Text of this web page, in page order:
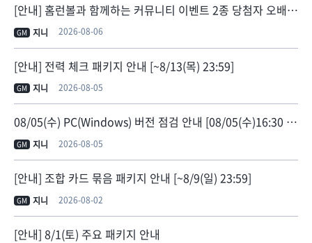
[안내] 홈런볼과 함께하는 커뮤니티 이벤트 2종 당첨자 오배송 안내
GM 지니 2026-08-06
[안내] 전력 체크 패키지 안내 [~8/13(목) 23:59]
GM 지니 2026-08-05
08/05(수) PC(Windows) 버전 점검 안내 [08/05(수)16:30 점검 종료]
GM 지니 2026-08-05
[안내] 조합 카드 묶음 패키지 안내 [~8/9(일) 23:59]
GM 지니 2026-08-02
[안내] 8/1(토) 주요 패키지 안내